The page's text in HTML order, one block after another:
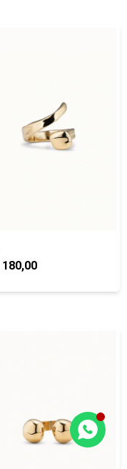
180,00